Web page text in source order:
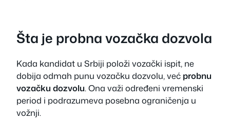
Šta je probna vozačka dozvola
Kada kandidat u Srbiji položi vozački ispit, ne
dobija odmah punu vozačku dozvolu, već probnu
vozačku dozvolu. Ona važi određeni vremenski
period i podrazumeva posebna ograničenja u
vožnji.